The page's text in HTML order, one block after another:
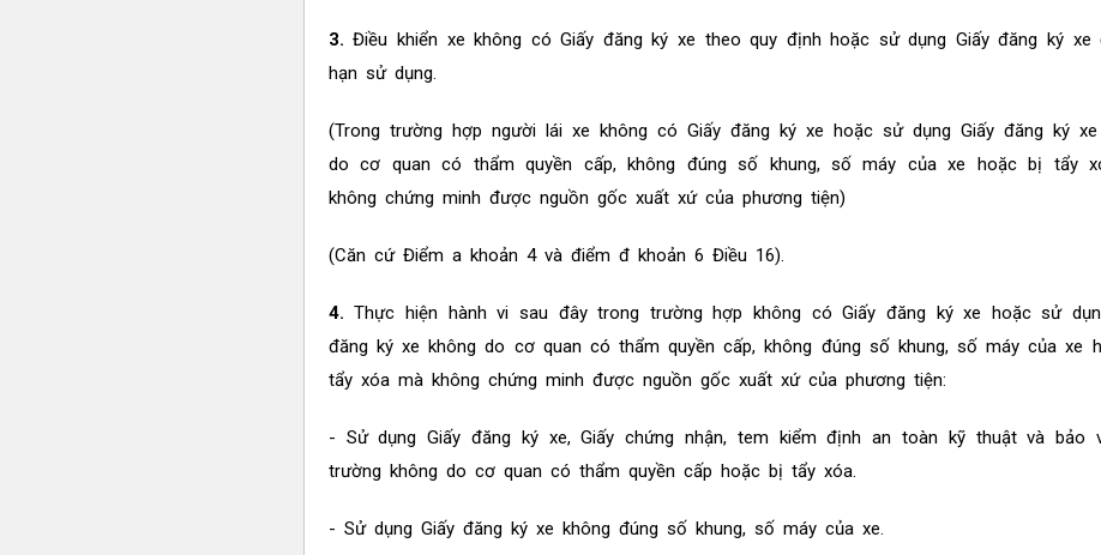
3.Điều khiển xe không có Giấy đăng ký xe theo quy định hoặc sử dụng Giấy đăng ký xe
hạn sử dụng.
(Trong trường hợp người lái xe không có Giấy đăng ký xe hoặc sử dụng Giấy đăng ký xe
do cơ quan có thẩm quyền cấp, không đúng số khung, số máy của xe hoặc bị tẩy
không chứng minh được nguồn gốc xuất xứ của phương tiện)
(Căn cứ Điểm a khoản 4 và điểm đ khoản 6 Điều 16).
4.Thực hiện hành vi sau đây trong trường hợp không có Giấy đăng ký xe hoặc sử
đăng ký xe không do cơ quan có thẩm quyền cấp, không đúng số khung, số máy của xe
tẩy xóa mà không chứng minh được nguồn gốc xuất xứ của phương tiện:
- Sử dụng Giấy đăng ký xe, Giấy chứng nhận, tem kiểm định an toàn kỹ thuật và bảo
trường không do cơ quan có thẩm quyền cấp hoặc bị tẩy xóa.
- Sử dụng Giấy đăng ký xe không đúng số khung, số máy của xe.